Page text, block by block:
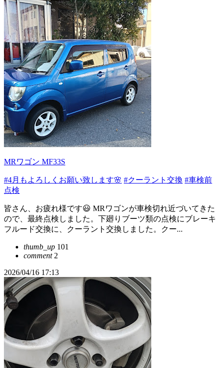
MRワゴン MF33S
#4月もよろしくお願い致します🌸 #クーラント交換 #車検前
点検
皆さん、お疲れ様です😃 MRワゴンが車検切れ近づいてきた
ので、最終点検しました。下廻りブーツ類の点検にブレーキ
フルード交換に、クーラント交換しました。クー...
thumb_up 101
comment2
2026/04/16 17:13